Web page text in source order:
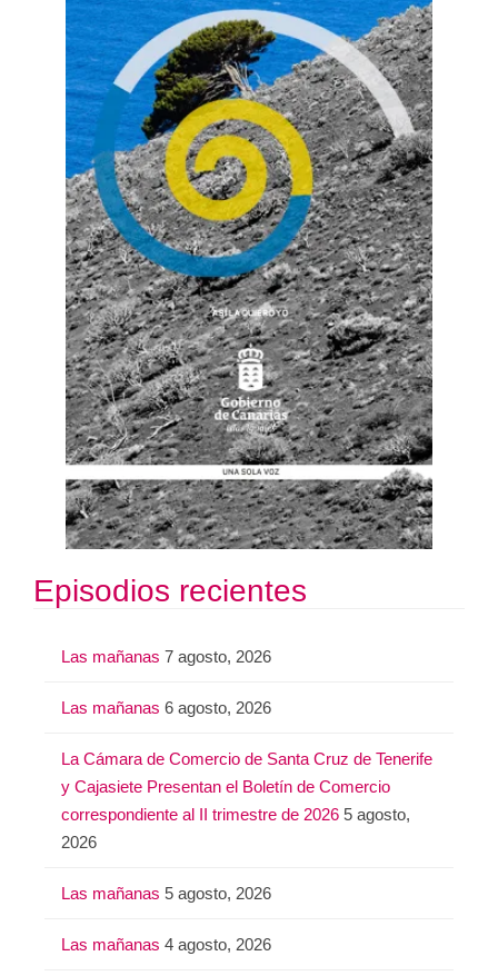
Episodios recientes
Las mañanas 7 agosto, 2026
Las mañanas 6 agosto, 2026
La Cámara de Comercio de Santa Cruz de Tenerife
y Cajasiete Presentan el Boletín de Comercio
correspondiente al II trimestre de 2026 5 agosto,
2026
Las mañanas 5 agosto, 2026
Las mañanas 4 agosto, 2026